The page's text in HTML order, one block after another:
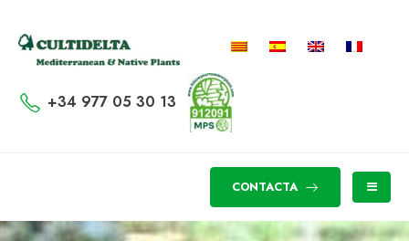
+34 977 05 30 13
CONTACTA